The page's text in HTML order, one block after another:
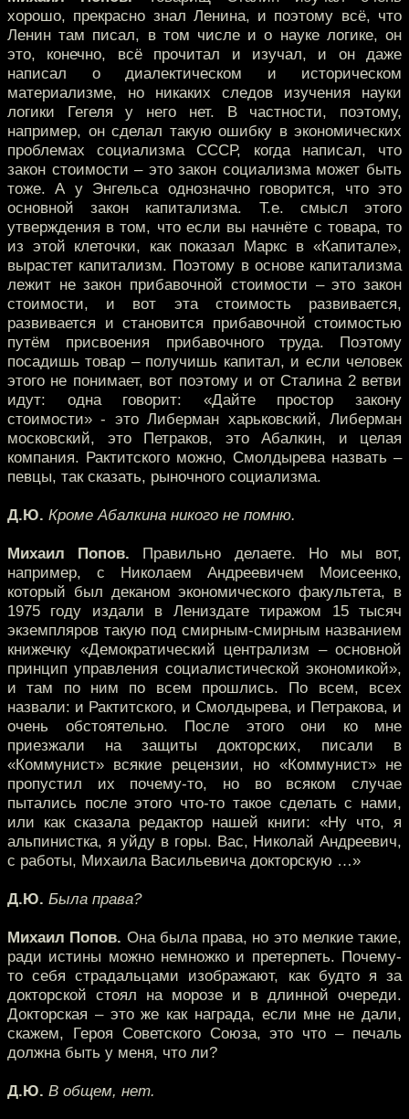
хорошо, прекрасно знал Ленина, и поэтому всё, что
Ленин там писал, в том числе и о науке логике, он
это, конечно, всё прочитал и изучал, и он даже
написал о диалектическом и историческом
материализме, но никаких следов изучения науки
логики Гегеля у него нет. В частности, поэтому,
например, он сделал такую ошибку в экономических
проблемах социализма СССР, когда написал, что
закон стоимости – это закон социализма может быть
тоже. А у Энгельса однозначно говорится, что это
основной закон капитализма. Т.е. смысл этого
утверждения в том, что если вы начнёте с товара, то
из этой клеточки, как показал Маркс в «Капитале»,
вырастет капитализм. Поэтому в основе капитализма
лежит не закон прибавочной стоимости – это закон
стоимости, и вот эта стоимость развивается,
развивается и становится прибавочной стоимостью
путём присвоения прибавочного труда. Поэтому
посадишь товар – получишь капитал, и если человек
этого не понимает, вот поэтому и от Сталина 2 ветви
идут: одна говорит: «Дайте простор закону
стоимости» - это Либерман харьковский, Либерман
московский, это Петраков, это Абалкин, и целая
компания. Рактитского можно, Смолдырева назвать –
певцы, так сказать, рыночного социализма.
Д.Ю. Кроме Абалкина никого не помню.
Михаил Попов. Правильно делаете. Но мы вот,
например, с Николаем Андреевичем Моисеенко,
который был деканом экономического факультета, в
1975 году издали в Лениздате тиражом 15 тысяч
экземпляров такую под смирным-смирным названием
книжечку «Демократический централизм – основной
принцип управления социалистической экономикой»,
и там по ним по всем прошлись. По всем, всех
назвали: и Рактитского, и Смолдырева, и Петракова, и
очень обстоятельно. После этого они ко мне
приезжали на защиты докторских, писали в
«Коммунист» всякие рецензии, но «Коммунист» не
пропустил их почему-то, но во всяком случае
пытались после этого что-то такое сделать с нами,
или как сказала редактор нашей книги: «Ну что, я
альпинистка, я уйду в горы. Вас, Николай Андреевич,
с работы, Михаила Васильевича докторскую …»
Д.Ю. Была права?
Михаил Попов. Она была права, но это мелкие такие,
ради истины можно немножко и претерпеть. Почему-
то себя страдальцами изображают, как будто я за
докторской стоял на морозе и в длинной очереди.
Докторская – это же как награда, если мне не дали,
скажем, Героя Советского Союза, это что – печаль
должна быть у меня, что ли?
Д.Ю. В общем, нет.